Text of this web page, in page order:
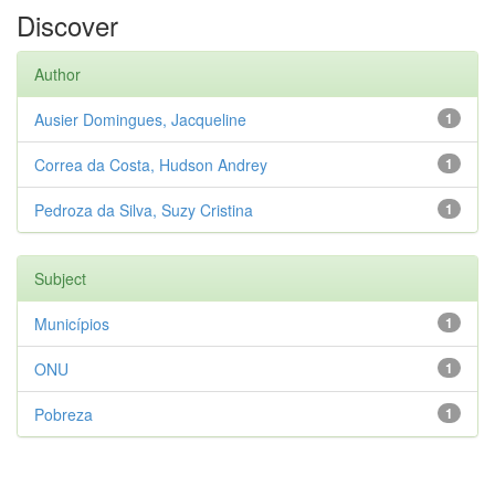
Discover
Author
1
Ausier Domingues, Jacqueline
1
Correa da Costa, Hudson Andrey
1
Pedroza da Silva, Suzy Cristina
Subject
1
Municípios
1
ONU
1
Pobreza